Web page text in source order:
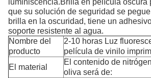
luminiscencia.Brilla en película oscura
que su solución de seguridad se
brilla en la oscuridad, tiene un
soporte resistente al agua.
Nombre del
producto
2-10 horas Luz
película de vinilo
El material
El contenido de
oliva será de: